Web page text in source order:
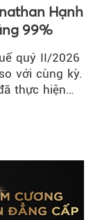
Hạnh
99%
quý II/2026
với cùng kỳ.
thực hiện